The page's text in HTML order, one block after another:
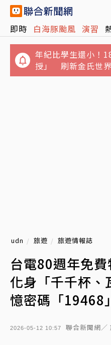
即時 白海豚颱風 演習
年紀比學生還小！
授」 刷新金氏世
首度出面回應！續
udn 旅遊 旅遊情報誌
台電80週年免
化身「千千杯、
憶密碼「19468
2026-05-12 10:57 聯合新聞網／